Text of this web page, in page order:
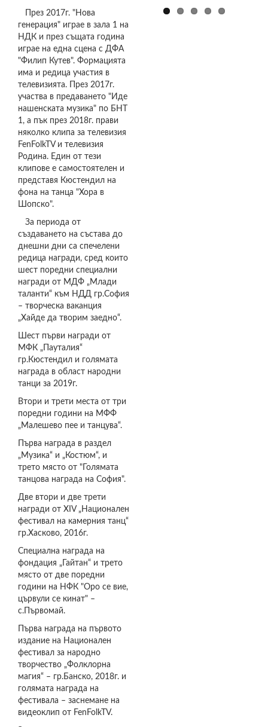
През 2017г. "Нова
генерация" играе в зала 1 на
НДК и през същата година
играе на една сцена с ДФА
"Филип Кутев". Формацията
има и редица участия в
телевизията. През 2017г.
участва в предаването "Иде
нашенската музика" по БНТ
1, а пък през 2018г. прави
няколко клипа за телевизия
FenFolkTV и телевизия
Родина. Един от тези
клипове е самостоятелен и
представя Кюстендил на
фона на танца "Хора в
Шопско".
За периода от
създаването на състава до
днешни дни са спечелени
редица награди, сред които
шест поредни специални
награди от МДФ „Млади
таланти“ към НДД гр.София
– творческа ваканция
„Хайде да творим заедно“.
Шест първи награди от
МФК „Пауталия“
гр.Кюстендил и голямата
награда в област народни
танци за 2019г.
Втори и трети места от три
поредни години на МФФ
„Малешево пее и танцува“.
Първа награда в раздел
„Музика“ и „Костюм“, и
трето място от "Голямата
танцова награда на София".
Две втори и две трети
награди от XIV „Национален
фестивал на камерния танц“
гр.Хасково, 2016г.
Специална награда на
фондация „Гайтан“ и трето
място от две поредни
години на НФК "Оро се вие,
цървули се кинат" –
с.Първомай.
Първа награда на първото
издание на Национален
фестивал за народно
творчество „Фолклорна
магия“ – гр.Банско, 2018г. и
голямата награда на
фестивала – заснемане на
видеоклип от FenFolkTV.